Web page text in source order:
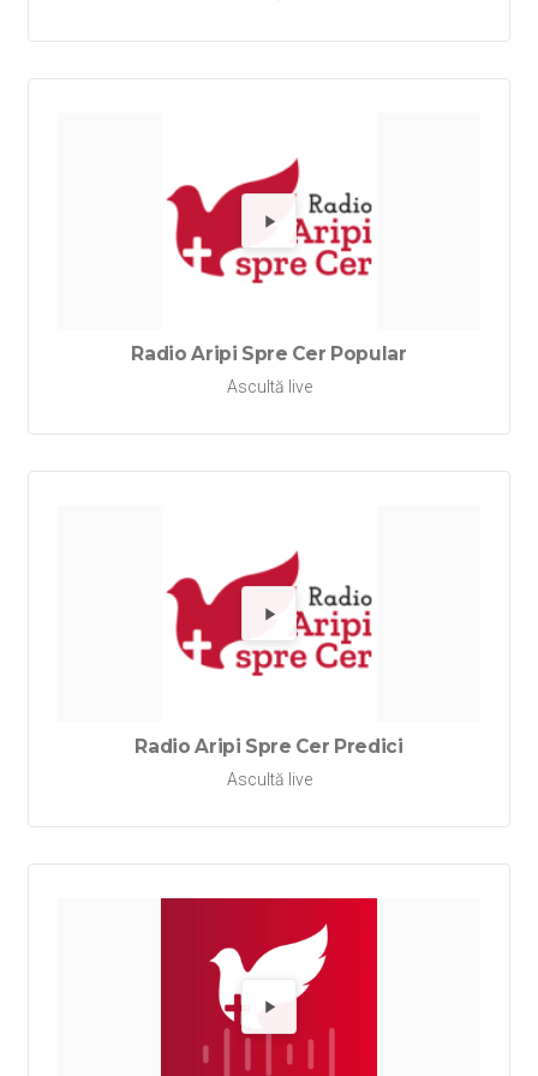
Redă
Radio Aripi Spre Cer Popular
Ascultă live
Redă
Radio Aripi Spre Cer Predici
Ascultă live
Redă